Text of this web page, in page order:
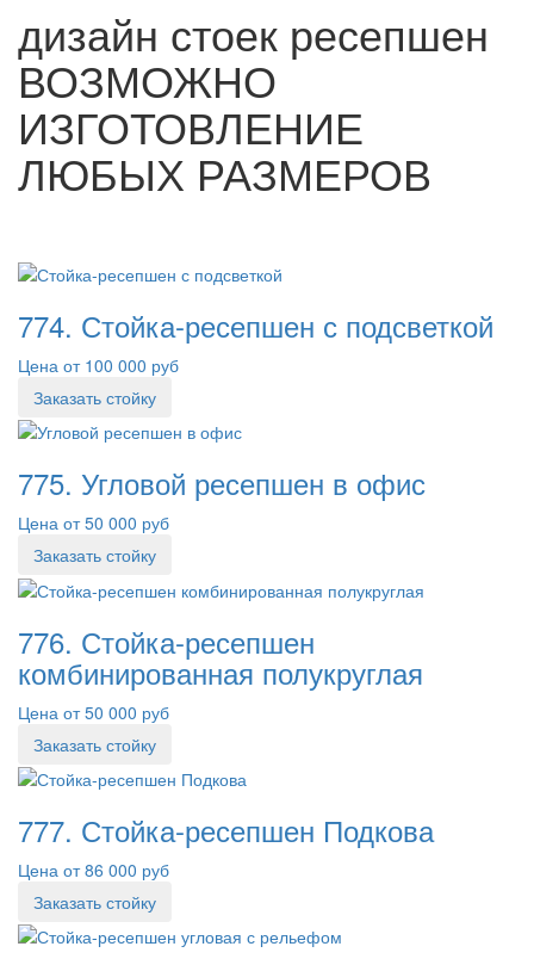
дизайн стоек ресепшен
ВОЗМОЖНО
ИЗГОТОВЛЕНИЕ
ЛЮБЫХ РАЗМЕРОВ
774. Стойка-ресепшен с подсветкой
Цена от 100 000 руб
Заказать стойку
775. Угловой ресепшен в офис
Цена от 50 000 руб
Заказать стойку
776. Стойка-ресепшен
комбинированная полукруглая
Цена от 50 000 руб
Заказать стойку
777. Стойка-ресепшен Подкова
Цена от 86 000 руб
Заказать стойку